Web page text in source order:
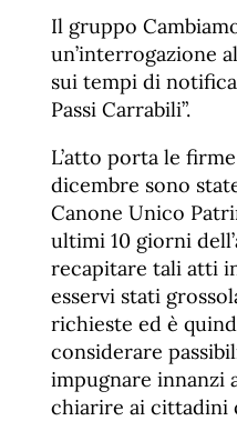
Il gruppo
un’interrogazione
sui tempi di
Passi Carrabili”.
L’atto porta le
dicembre sono
Canone Unico
ultimi 10 giorni
recapitare tali atti
esservi stati
richieste ed è
considerare
impugnare innanzi
chiarire ai cittadini